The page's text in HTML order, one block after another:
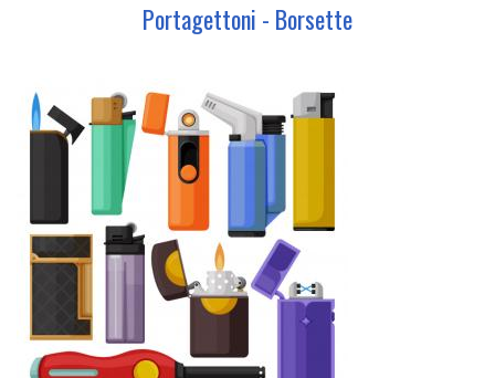
Portagettoni - Borsette